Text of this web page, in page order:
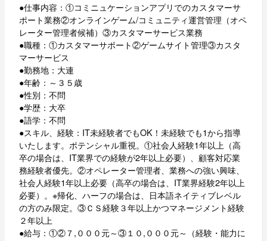
●仕事内容：①コミニュケーションアプリでのカスタマーサ
ポート業務②オンラインゲーム/コミュニティ運営管理（オペ
レーター管理者候補）③カスタマーサービス業務
●職種：①カスタマーサポート②ゲームサイト管理③カスタ
マーサービス
●勤務地：大連
●年齢：～３５歳
●性別：不問
●学歴：大卒
●語学：不問
●スキル、経験：IT未経験者でもOK！未経験でも1から指導
いたします。ポテンシャル重視。①社会人経験1年以上（高
卒の場合は、IT業界での経験が2年以上必要）、顧客対応業
務経験者優先。②オペレーター管理者、業務への強い興味、
社会人経験1年以上必要（高卒の場合は、IT業界経験2年以上
必要）。※帰化、ハーフの場合は、日本語ネイティブレベル
の方のみ限定。③ＣＳ経験３年以上かつマネージメント経験
２年以上
●給与：①②７,０００元～③１０,０００元～（経験・能力に